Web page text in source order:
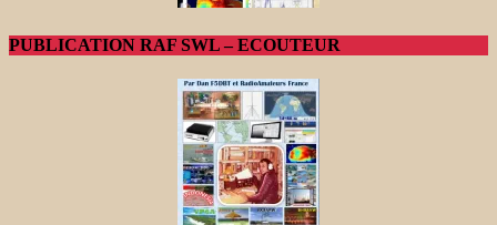
PUBLICATION RAF SWL – ECOUTEUR